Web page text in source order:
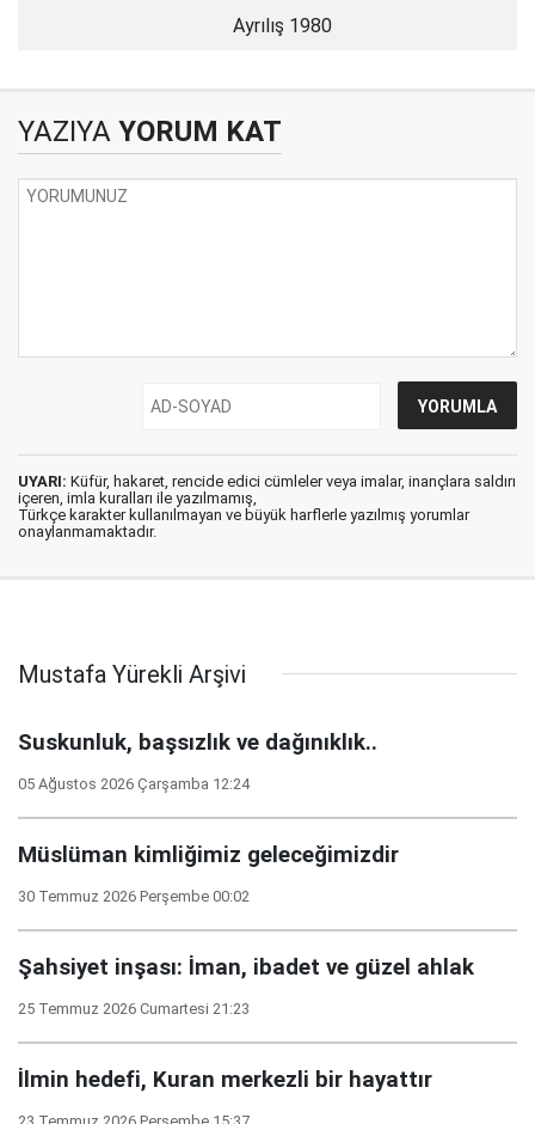
Ayrılış 1980
YAZIYA YORUM KAT
UYARI: Küfür, hakaret, rencide edici cümleler veya imalar, inançlara saldırı
içeren, imla kuralları ile yazılmamış,
Türkçe karakter kullanılmayan ve büyük harflerle yazılmış yorumlar
onaylanmamaktadır.
Mustafa Yürekli Arşivi
Suskunluk, başsızlık ve dağınıklık..
05 Ağustos 2026 Çarşamba 12:24
Müslüman kimliğimiz geleceğimizdir
30 Temmuz 2026 Perşembe 00:02
Şahsiyet inşası: İman, ibadet ve güzel ahlak
25 Temmuz 2026 Cumartesi 21:23
İlmin hedefi, Kuran merkezli bir hayattır